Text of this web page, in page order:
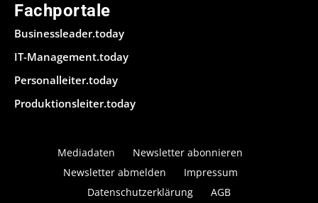
Fachportale
Businessleader.today
IT-Management.today
Personalleiter.today
Produktionsleiter.today
Mediadaten
Newsletter abonnieren
Newsletter abmelden
Impressum
Datenschutzerklärung
AGB